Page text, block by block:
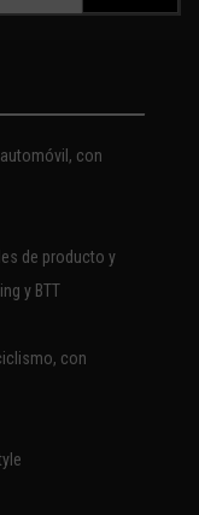
con
de producto y
y BTT
con